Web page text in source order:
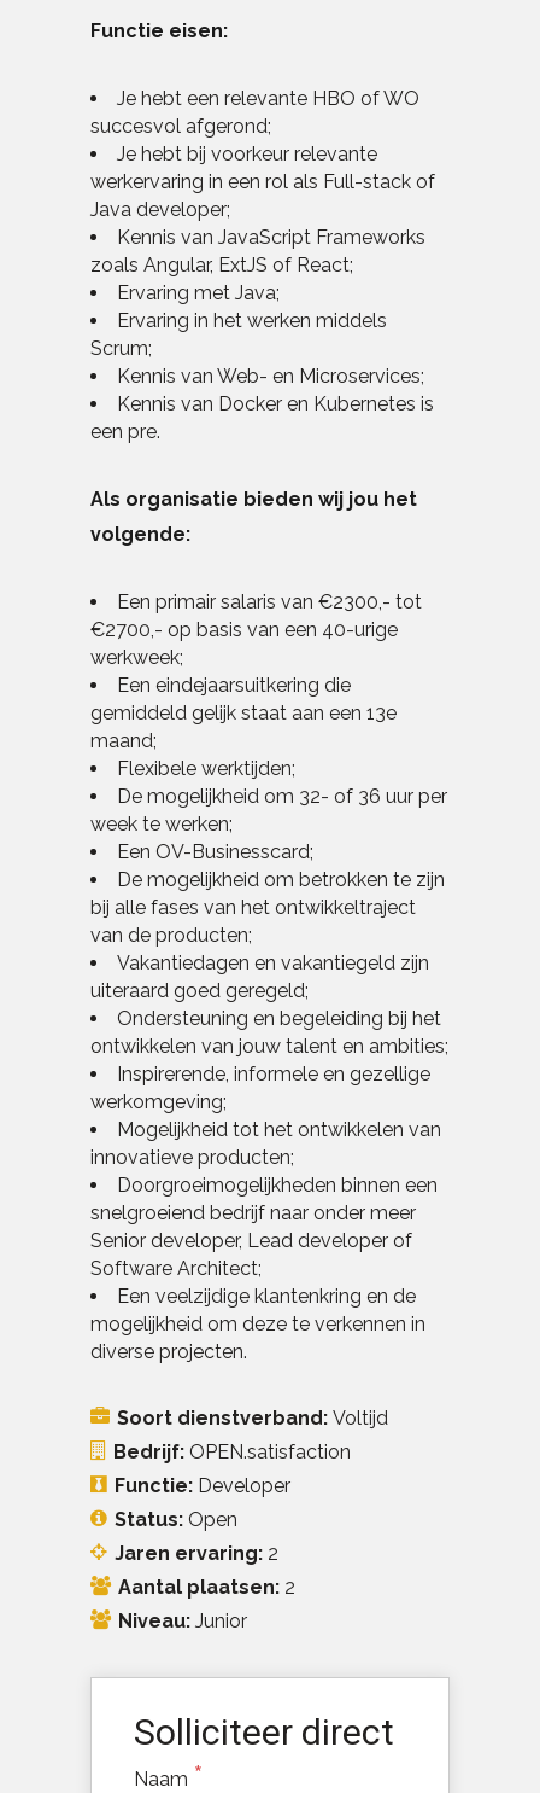
Functie eisen:
Je hebt een relevante HBO of WO
succesvol afgerond;
Je hebt bij voorkeur relevante
werkervaring in een rol als Full-stack of
Java developer;
Kennis van JavaScript Frameworks
zoals Angular, ExtJS of React;
Ervaring met Java;
Ervaring in het werken middels
Scrum;
Kennis van Web- en Microservices;
Kennis van Docker en Kubernetes is
een pre.
Als organisatie bieden wij jou het
volgende:
Een primair salaris van €2300,- tot
€2700,- op basis van een 40-urige
werkweek;
Een eindejaarsuitkering die
gemiddeld gelijk staat aan een 13e
maand;
Flexibele werktijden;
De mogelijkheid om 32- of 36 uur per
week te werken;
Een OV-Businesscard;
De mogelijkheid om betrokken te zijn
bij alle fases van het ontwikkeltraject
van de producten;
Vakantiedagen en vakantiegeld zijn
uiteraard goed geregeld;
Ondersteuning en begeleiding bij het
ontwikkelen van jouw talent en ambities;
Inspirerende, informele en gezellige
werkomgeving;
Mogelijkheid tot het ontwikkelen van
innovatieve producten;
Doorgroeimogelijkheden binnen een
snelgroeiend bedrijf naar onder meer
Senior developer, Lead developer of
Software Architect;
Een veelzijdige klantenkring en de
mogelijkheid om deze te verkennen in
diverse projecten.
Soort dienstverband: Voltijd
Bedrijf: OPEN.satisfaction
Functie: Developer
Status: Open
Jaren ervaring: 2
Aantal plaatsen: 2
Niveau: Junior
Solliciteer direct
Naam *